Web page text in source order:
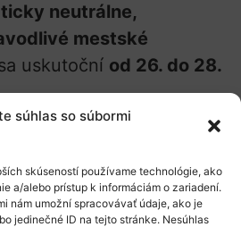
súhlas so súbormi
skúseností používame technológie, ako
a/alebo prístup k informáciám o zariadení.
nám umožní spracovávať údaje, ako je
jedinečné ID na tejto stránke. Nesúhlas
neutrálne,
mestské
uskutoční od 26. do 28.
sa uskutoční v
(CNR) v Ríme v
ňom predstavené